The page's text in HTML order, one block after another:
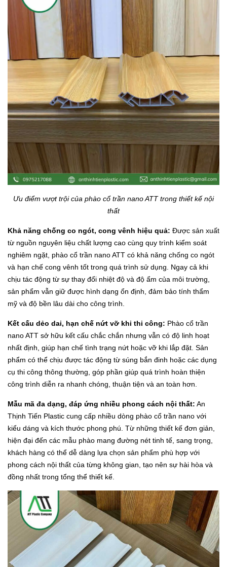
Ưu điểm vượt trội của phào cổ trần nano ATT trong thiết kế nội
thất
Khả năng chống co ngót, cong vênh hiệu quả: Được sản xuất
từ nguồn nguyên liệu chất lượng cao cùng quy trình kiểm soát
nghiêm ngặt, phào cổ trần nano ATT có khả năng chống co ngót
và hạn chế cong vênh tốt trong quá trình sử dụng. Ngay cả khi
chịu tác động từ sự thay đổi nhiệt độ và độ ẩm của môi trường,
sản phẩm vẫn giữ được hình dạng ổn định, đảm bảo tính thẩm
mỹ và độ bền lâu dài cho công trình.
Kết cấu dẻo dai, hạn chế nứt vỡ khi thi công: Phào cổ trần
nano ATT sở hữu kết cấu chắc chắn nhưng vẫn có độ linh hoạt
nhất định, giúp hạn chế tình trạng nứt hoặc vỡ khi lắp đặt. Sản
phẩm có thể chịu được tác động từ súng bắn đinh hoặc các dụng
cụ thi công thông thường, góp phần giúp quá trình hoàn thiện
công trình diễn ra nhanh chóng, thuận tiện và an toàn hơn.
Mẫu mã đa dạng, đáp ứng nhiều phong cách nội thất: An
Thịnh Tiến Plastic cung cấp nhiều dòng phào cổ trần nano với
kiểu dáng và kích thước phong phú. Từ những thiết kế đơn giản,
hiện đại đến các mẫu phào mang đường nét tinh tế, sang trọng,
khách hàng có thể dễ dàng lựa chọn sản phẩm phù hợp với
phong cách nội thất của từng không gian, tạo nên sự hài hòa và
đồng nhất trong tổng thể thiết kế.